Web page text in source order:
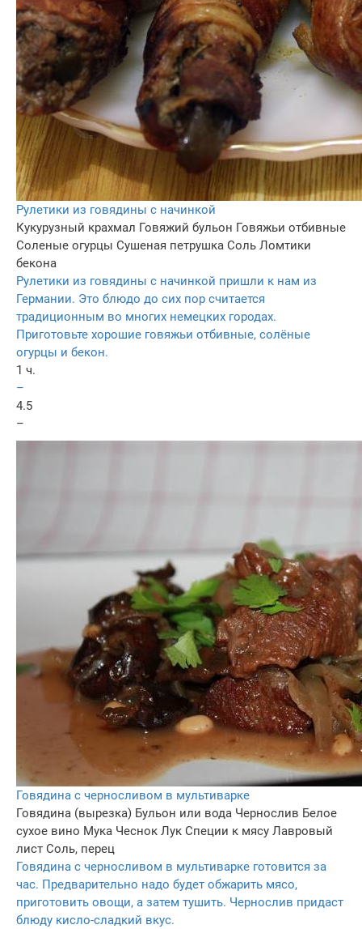
Рулетики из говядины с начинкой
Кукурузный крахмал Говяжий бульон Говяжьи отбивные
Соленые огурцы Сушеная петрушка Соль Ломтики
бекона
Рулетики из говядины с начинкой пришли к нам из
Германии. Это блюдо до сих пор считается
традиционным во многих немецких городах.
Приготовьте хорошие говяжьи отбивные, солёные
огурцы и бекон.
1 ч.
–
4.5
–
Говядина с черносливом в мультиварке
Говядина (вырезка) Бульон или вода Чернослив Белое
сухое вино Мука Чеснок Лук Специи к мясу Лавровый
лист Соль, перец
Говядина с черносливом в мультиварке готовится за
час. Предварительно надо будет обжарить мясо,
приготовить овощи, а затем тушить. Чернослив придаст
блюду кисло-сладкий вкус.